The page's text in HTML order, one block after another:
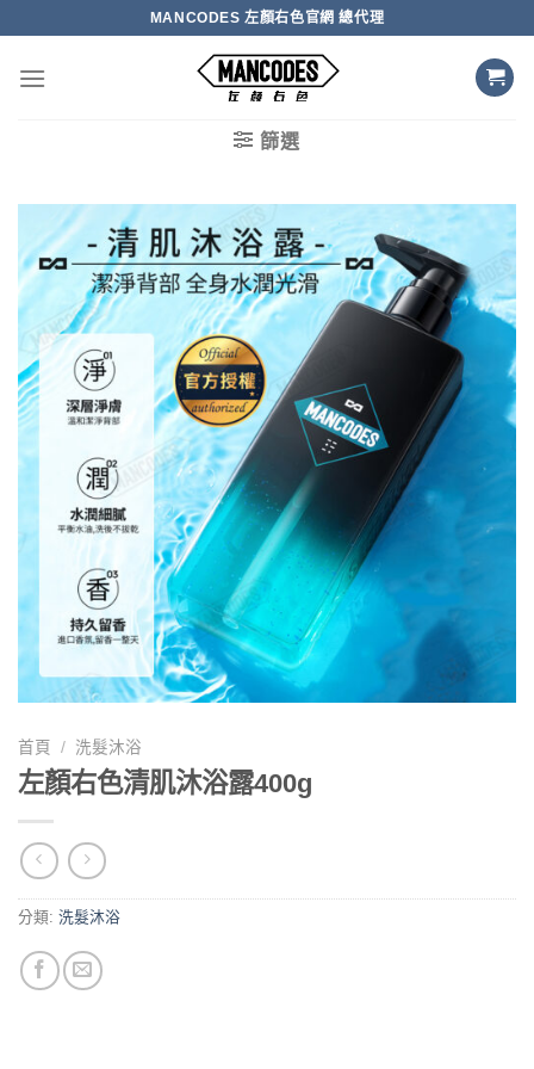
content
MANCODES 左顏右色官網 總代理
篩選
首頁 / 洗髮沐浴
左顏右色清肌沐浴露400g
分類: 洗髮沐浴